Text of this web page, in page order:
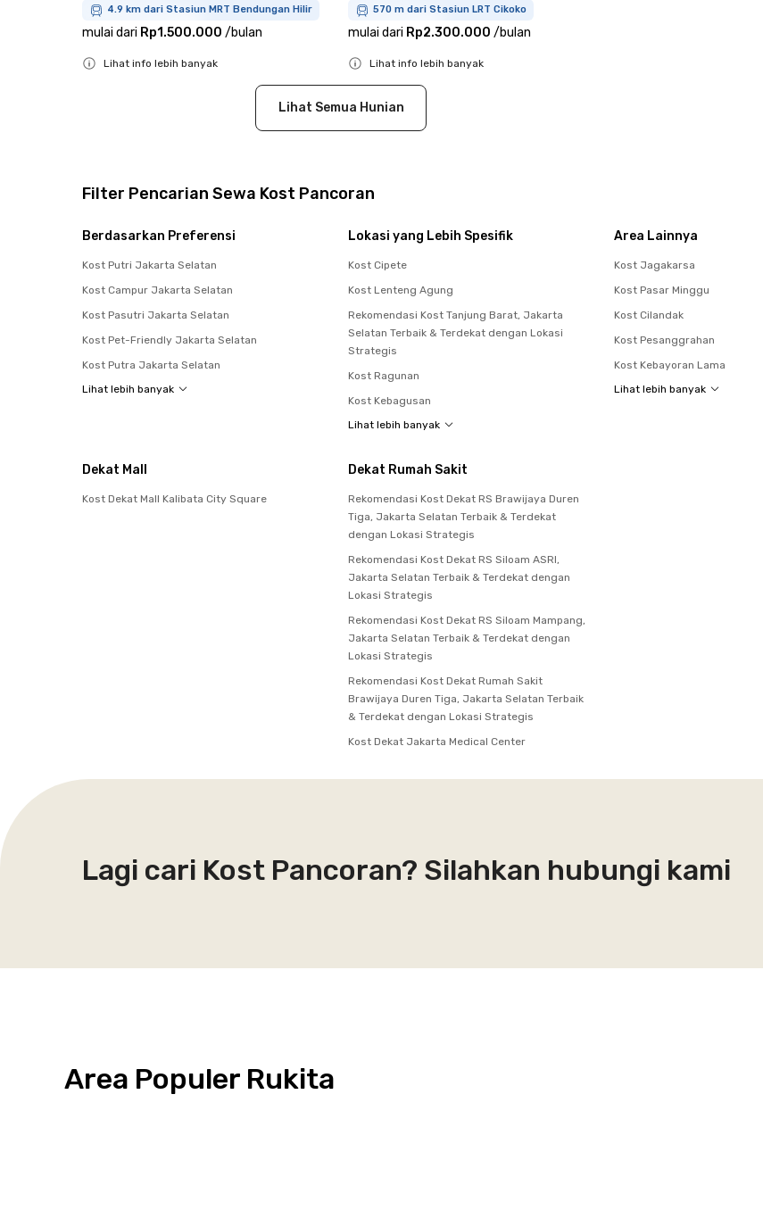
4.9 km dari Stasiun MRT Bendungan Hilir
mulai dari Rp1.500.000 /bulan
Lihat info lebih banyak
570 m dari Stasiun LRT Cikoko
mulai dari Rp2.300.000 /bulan
Close
Lihat info lebih banyak
Lihat Semua Hunian
Filter Pencarian Sewa Kost Pancoran
Berdasarkan Preferensi
Kost Putri Jakarta Selatan
Kost Campur Jakarta Selatan
Kost Pasutri Jakarta Selatan
Kost Pet-Friendly Jakarta Selatan
Kost Putra Jakarta Selatan
Lihat lebih banyak
Lokasi yang Lebih Spesifik
Kost Cipete
Kost Lenteng Agung
Rekomendasi Kost Tanjung Barat, Jakarta
Selatan Terbaik & Terdekat dengan Lokasi
Strategis
Kost Ragunan
Kost Kebagusan
Lihat lebih banyak
Area Lainnya
Kost Jagakarsa
Kost Pasar Minggu
Kost Cilandak
Kost Pesanggrahan
Kost Kebayoran Lama
Lihat lebih banyak
Dekat Mall
Kost Dekat Mall Kalibata City Square
Dekat Rumah Sakit
Rekomendasi Kost Dekat RS Brawijaya Duren
Tiga, Jakarta Selatan Terbaik & Terdekat
dengan Lokasi Strategis
Rekomendasi Kost Dekat RS Siloam ASRI,
Jakarta Selatan Terbaik & Terdekat dengan
Lokasi Strategis
Rekomendasi Kost Dekat RS Siloam Mampang,
Jakarta Selatan Terbaik & Terdekat dengan
Lokasi Strategis
Rekomendasi Kost Dekat Rumah Sakit
Brawijaya Duren Tiga, Jakarta Selatan Terbaik
& Terdekat dengan Lokasi Strategis
Kost Dekat Jakarta Medical Center
Lagi cari Kost Pancoran? Silahkan hubungi kami
Area Populer Rukita